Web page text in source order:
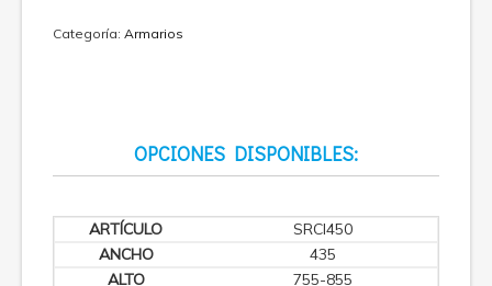
Categoría: Armarios
OPCIONES DISPONIBLES:
SRCI450
435
755-855